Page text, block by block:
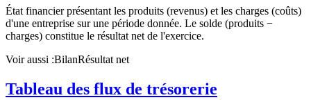
État financier présentant les produits (revenus) et les charges (coûts)
d'une entreprise sur une période donnée. Le solde (produits −
charges) constitue le résultat net de l'exercice.
Voir aussi :BilanRésultat net
Tableau des flux de trésorerie